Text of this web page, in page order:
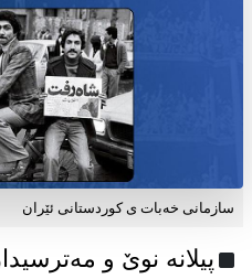
سازمانی خەبات ی كوردستانی ئێران
پیلانە نوێ و